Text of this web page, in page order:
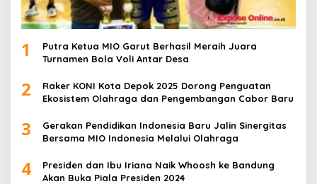
1
Putra Ketua MIO Garut Berhasil Meraih Juara
Turnamen Bola Voli Antar Desa
2
Raker KONI Kota Depok 2025 Dorong Penguatan
Ekosistem Olahraga dan Pengembangan Cabor Baru
3
Gerakan Pendidikan Indonesia Baru Jalin Sinergitas
Bersama MIO Indonesia Melalui Olahraga
4
Presiden dan Ibu Iriana Naik Whoosh ke Bandung
Akan Buka Piala Presiden 2024